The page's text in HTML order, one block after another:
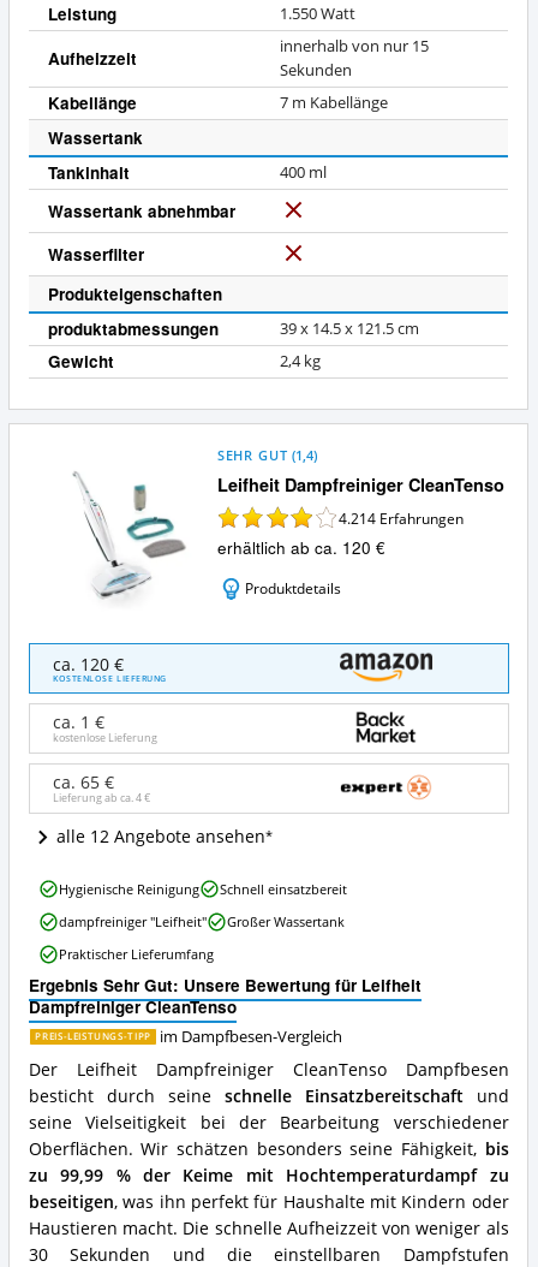
Leistung
1.550Watt
Aufheizzeit
innerhalb von nur 15
Sekunden
Kabellänge 7 m Kabellänge
Wassertank
Tankinhalt
400 ml
Wassertank abnehmbar
N
e
Wasserfilter
N
i
n
Produkteigenschaften
produktabmessungen
‎39 x 14.5 x 121.5 cm
Gewicht 2,4 kg
Leifheit Dampfreiniger CleanTenso
SEHR GUT (1,4)
4.214 Erfahrungen
erhältlich ab ca. 120 €
Produktdetails
Dampfreiniger
CleanTenso
Angebote:
ist
dieser
Dampfbesen
erhältlich?
ca. 120 €
KOSTENLOSE LIEFERUNG
ca. 1 €
kostenlose Lieferung
ca. 65 €
Lieferung ab ca.4 €
alle 12 Angebote ansehen
Ergebnis Sehr Gut: Unsere Bewertung für Leifheit
Dampfreiniger CleanTenso
PREIS-LEISTUNGS-TIPP im Dampfbesen-Vergleich
Der Leifheit Dampfreiniger CleanTenso Dampfbesen
besticht durch seine schnelle Einsatzbereitschaftund
seine Vielseitigkeit bei der Bearbeitung verschiedener
Oberflächen. Wir schätzen besonders seine Fähigkeit, bis
zu 99,99 % der Keime mit Hochtemperaturdampf zu
beseitigen, was ihn perfekt für Haushalte mit Kindern oder
Haustieren macht. Die schnelle Aufheizzeit von weniger als
30 Sekunden und die einstellbaren Dampfstufen
Leifheit
Dampfreiniger
CleanTenso
Vorteile:
Was
spricht
für
diesen
Dampfbesen?
Hygienische Reinigung
Schnell einsatzbereit
dampfreiniger "Leifheit"
Großer Wassertank
Praktischer Lieferumfang